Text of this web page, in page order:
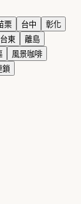
栗 台中
彰化
台東
離島
風景咖啡
鎖